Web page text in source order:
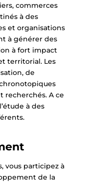
commerces
à des
et organisations
à générer des
à fort impact
territorial. Les
de
recherchés. A ce
à des
vous participez à
de la